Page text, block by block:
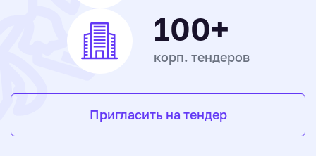
Пригласить на тендер
100+
корп. тендеров